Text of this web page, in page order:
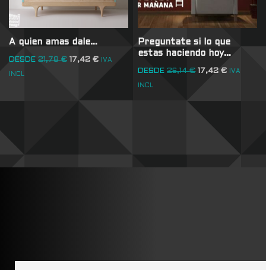
A quien amas dale…
DESDE 21,78€ 17,42 € IVA
INCL
Preguntate si lo que
estas haciendo hoy…
DESDE 26,14€ 17,42€ IVA
INCL